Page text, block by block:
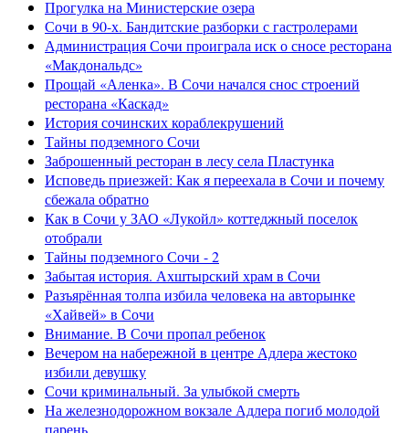
Прогулка на Министерские озера
Сочи в 90-х. Бандитские разборки с гастролерами
Администрация Сочи проиграла иск о сносе ресторана
«Макдональдс»
Прощай «Аленка». В Сочи начался снос строений
ресторана «Каскад»
История сочинских кораблекрушений
Тайны подземного Сочи
Заброшенный ресторан в лесу села Пластунка
Исповедь приезжей: Как я переехала в Сочи и почему
сбежала обратно
Как в Сочи у ЗАО «Лукойл» коттеджный поселок
отобрали
Тайны подземного Сочи - 2
Забытая история. Ахштырский храм в Сочи
Разъярённая толпа избила человека на авторынке
«Хайвей» в Сочи
Внимание. В Сочи пропал ребенок
Вечером на набережной в центре Адлера жестоко
избили девушку
Сочи криминальный. За улыбкой смерть
На железнодорожном вокзале Адлера погиб молодой
парень